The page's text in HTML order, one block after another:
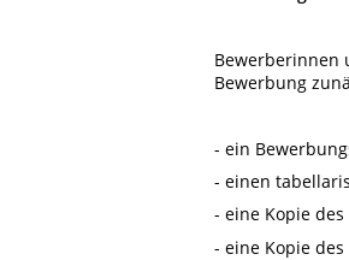
Bewerberinnen
Bewerbung
- ein
- einen
- eine Kopie
- eine Kopie